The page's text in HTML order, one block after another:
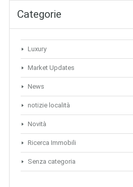
Categorie
Luxury
Market Updates
News
notizie località
Novità
Ricerca Immobili
Senza categoria